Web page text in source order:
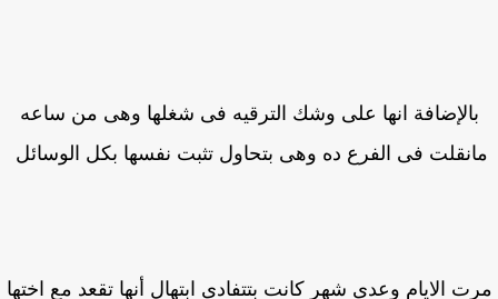
بالإضافة انها على وشك الترقيه فى شغلها وهى من ساعه
فى الفرع ده وهى بتحاول تثبت نفسها بكل الوسائل
الايام وعدى شهر كانت بتتفادى ابتهال أنها تقعد مع اختها